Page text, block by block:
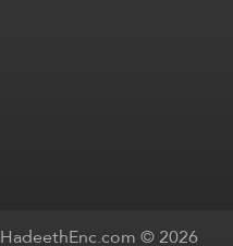
HadeethEnc.com © 2026